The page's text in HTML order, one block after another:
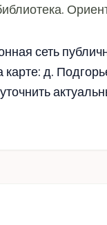
сеть
карте: д.